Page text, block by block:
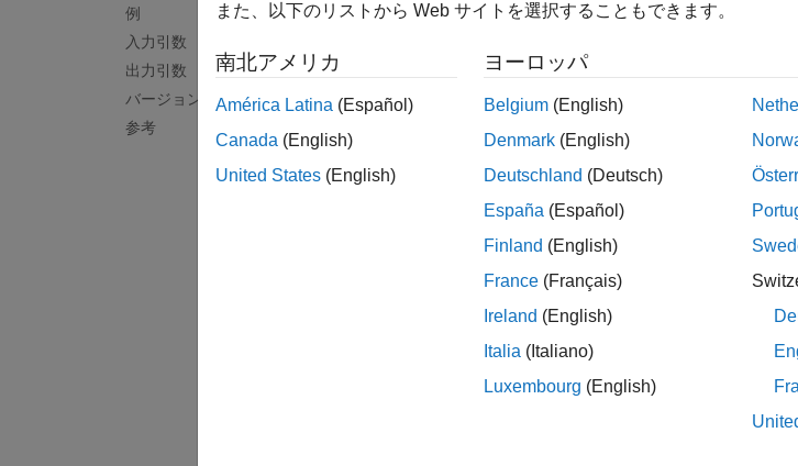
例
入力引数
出力引数
バージョン履歴
参考
説明
= getinputstruct(
は、指定された操
すべて折りたたむ
操作点の値を使用したモデルの初
モデルを開き、操作点を作成し
また、以下のリストから Web サイトを選択することもできます。
南北アメリカ
América Latina (Español)
Canada (English)
United States (English)
ヨーロッパ
Belgium (English)
Denmark (English)
Deutschland (Deutsch)
España (Español)
Finland (English)
France (Français)
Ireland (English)
Italia (Italiano)
Luxembourg (English)